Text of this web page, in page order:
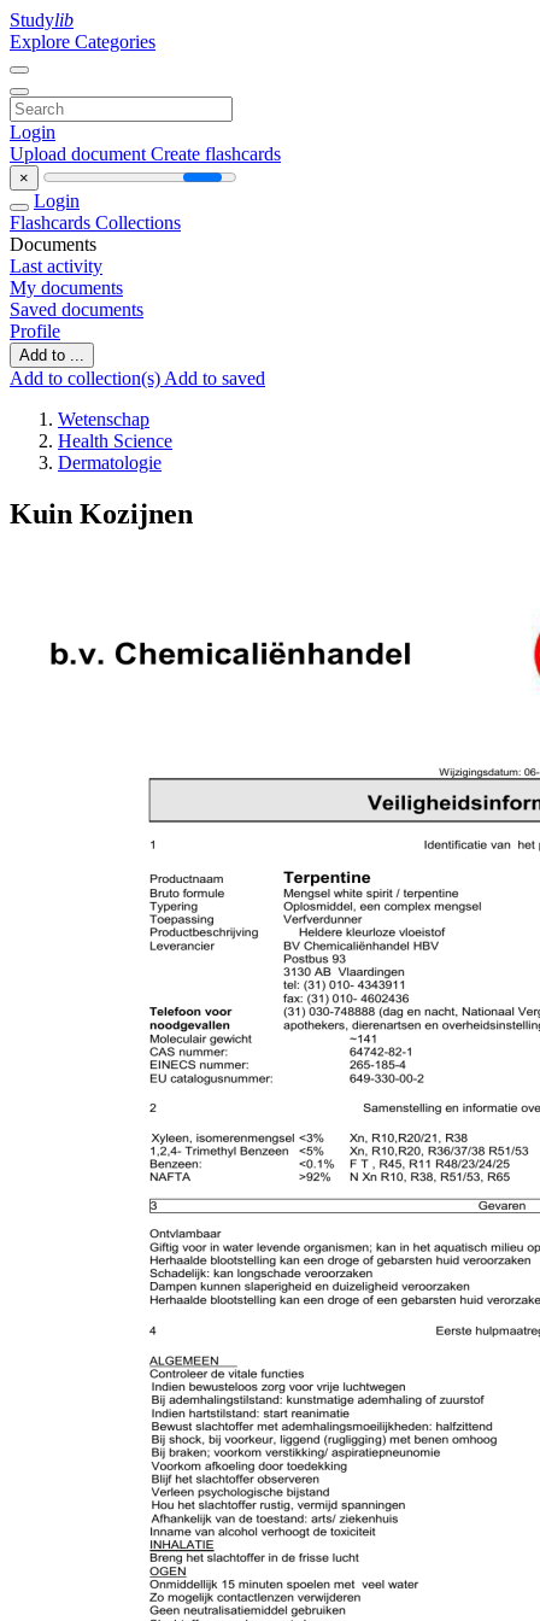
Studylib
Explore Categories
Login
Upload document Create flashcards
×
Login
Flashcards Collections
Documents
Last activity
My documents
Saved documents
Profile
Add to ...
Add to collection(s) Add to saved
Wetenschap
Health Science
Dermatologie
Kuin Kozijnen